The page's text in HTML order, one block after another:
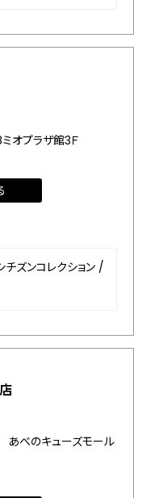
オプラザ館3Ｆ
チズンコレクション /
べのキューズモール